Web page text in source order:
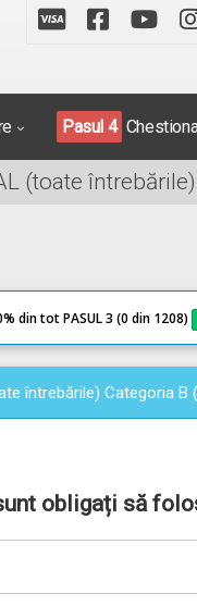
Pasul 4
(toate
% din tot PASUL 3 (0 din 1208)
întrebările) Categoria B
obligați să